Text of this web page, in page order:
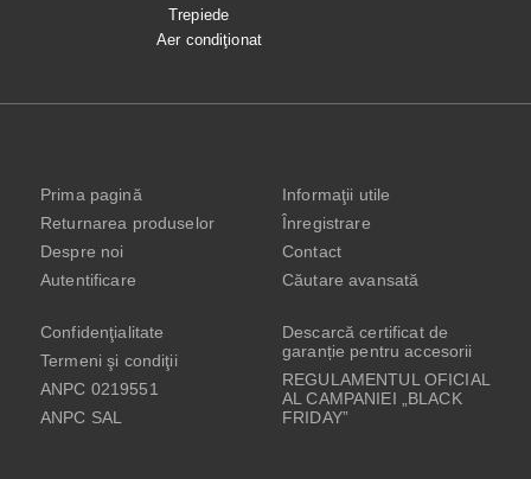
Trepiede
Aer condiţionat
Prima pagină
Returnarea produselor
Despre noi
Autentificare
Informaţii utile
Înregistrare
Contact
Căutare avansată
Confidenţialitate
Termeni şi condiţii
ANPC 0219551
ANPC SAL
Descarcă certificat de
garanție pentru accesorii
REGULAMENTUL OFICIAL
AL CAMPANIEI „BLACK
FRIDAY”